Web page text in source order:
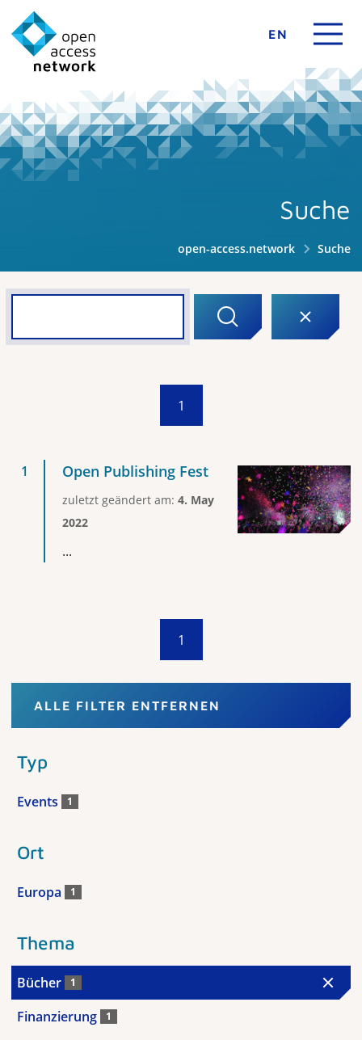
EN
Suche
open-access.network Suche
1
Open Publishing Fest
zuletzt geändert am: 4. May
2022
...
1
ALLE FILTER ENTFERNEN
Typ
Events 1
Ort
Europa 1
Thema
Bücher 1
Finanzierung 1